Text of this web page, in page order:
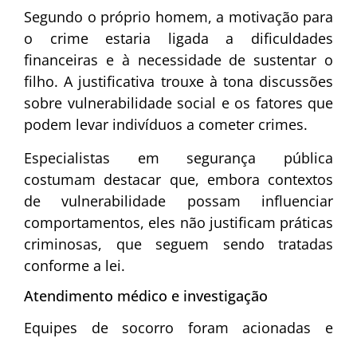
Segundo o próprio homem, a motivação para
o crime estaria ligada a dificuldades
financeiras e à necessidade de sustentar o
filho. A justificativa trouxe à tona discussões
sobre vulnerabilidade social e os fatores que
podem levar indivíduos a cometer crimes.
Especialistas em segurança pública
costumam destacar que, embora contextos
de vulnerabilidade possam influenciar
comportamentos, eles não justificam práticas
criminosas, que seguem sendo tratadas
conforme a lei.
Atendimento médico e investigação
Equipes de socorro foram acionadas e